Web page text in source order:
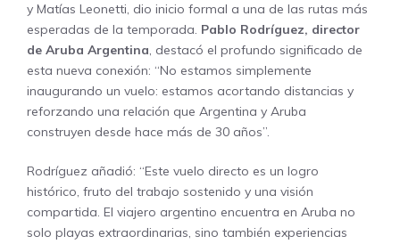
y Matías Leonetti, dio inicio formal a una de las rutas más
esperadas de la temporada. Pablo Rodríguez, director
de Aruba Argentina, destacó el profundo significado de
esta nueva conexión: “No estamos simplemente
inaugurando un vuelo: estamos acortando distancias y
reforzando una relación que Argentina y Aruba
construyen desde hace más de 30 años”.
Rodríguez añadió: “Este vuelo directo es un logro
histórico, fruto del trabajo sostenido y una visión
compartida. El viajero argentino encuentra en Aruba no
solo playas extraordinarias, sino también experiencias